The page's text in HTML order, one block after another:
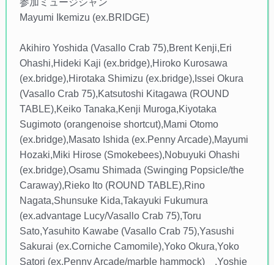
参加ミュージシャン
Mayumi Ikemizu (ex.BRIDGE)
Akihiro Yoshida (Vasallo Crab 75),Brent Kenji,Eri
Ohashi,Hideki Kaji (ex.bridge),Hiroko Kurosawa
(ex.bridge),Hirotaka Shimizu (ex.bridge),Issei Okura
(Vasallo Crab 75),Katsutoshi Kitagawa (ROUND
TABLE),Keiko Tanaka,Kenji Muroga,Kiyotaka
Sugimoto (orangenoise shortcut),Mami Otomo
(ex.bridge),Masato Ishida (ex.Penny Arcade),Mayumi
Hozaki,Miki Hirose (Smokebees),Nobuyuki Ohashi
(ex.bridge),Osamu Shimada (Swinging Popsicle/the
Caraway),Rieko Ito (ROUND TABLE),Rino
Nagata,Shunsuke Kida,Takayuki Fukumura
(ex.advantage Lucy/Vasallo Crab 75),Toru
Sato,Yasuhito Kawabe (Vasallo Crab 75),Yasushi
Sakurai (ex.Corniche Camomile),Yoko Okura,Yoko
Satori (ex.Penny Arcade/marble hammock) ,Yoshie